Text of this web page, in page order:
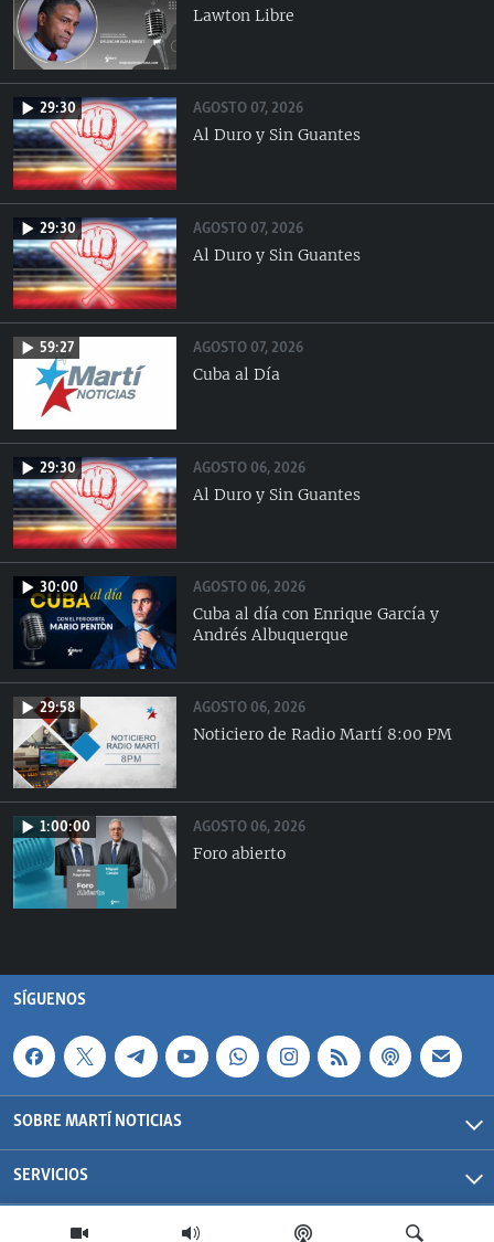
Lawton Libre
29:30
AGOSTO 07, 2026
Al Duro y Sin Guantes
29:30
AGOSTO 07, 2026
Al Duro y Sin Guantes
59:27
AGOSTO 07, 2026
Cuba al Día
29:30
AGOSTO 06, 2026
Al Duro y Sin Guantes
30:00
AGOSTO 06, 2026
Cuba al día con Enrique García y
Andrés Albuquerque
29:58
AGOSTO 06, 2026
Noticiero de Radio Martí 8:00 PM
1:00:00
AGOSTO 06, 2026
Foro abierto
SÍGUENOS
SOBRE MARTÍ NOTICIAS
SERVICIOS
Martí Noticias| 2026 | OCB | Todos los derechos reservados.